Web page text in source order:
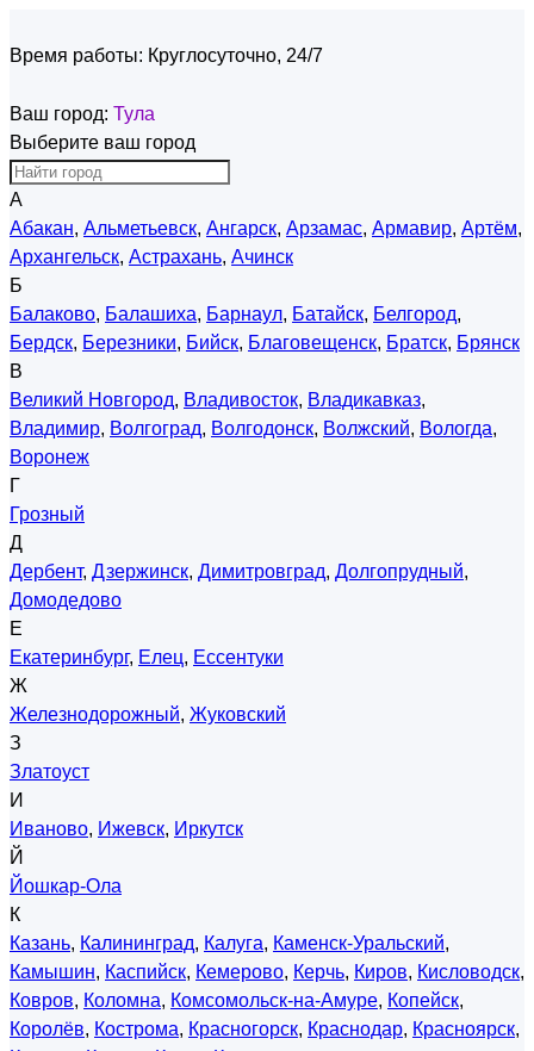
Время работы: Круглосуточно, 24/7
Ваш город: Тула
Выберите ваш город
А
Абакан, Альметьевск, Ангарск, Арзамас, Армавир, Артём,
Архангельск, Астрахань, Ачинск
Б
Балаково, Балашиха, Барнаул, Батайск, Белгород,
Бердск, Березники, Бийск, Благовещенск, Братск, Брянск
В
Великий Новгород, Владивосток, Владикавказ,
Владимир, Волгоград, Волгодонск, Волжский, Вологда,
Воронеж
Г
Грозный
Д
Дербент, Дзержинск, Димитровград, Долгопрудный,
Домодедово
Е
Екатеринбург, Елец, Ессентуки
Ж
Железнодорожный, Жуковский
З
Златоуст
И
Иваново, Ижевск, Иркутск
Й
Йошкар-Ола
К
Казань, Калининград, Калуга, Каменск-Уральский,
Камышин, Каспийск, Кемерово, Керчь, Киров, Кисловодск,
Ковров, Коломна, Комсомольск-на-Амуре, Копейск,
Королёв, Кострома, Красногорск, Краснодар, Красноярск,